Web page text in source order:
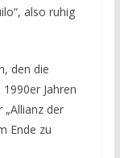
also ruhig
den die
Jahren
der
Ende zu